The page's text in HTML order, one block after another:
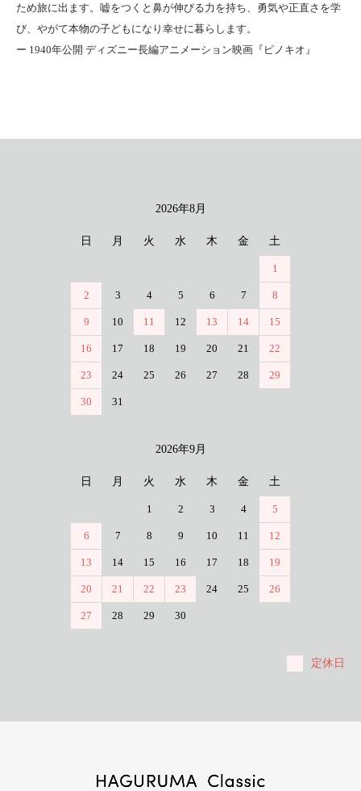
ため旅に出ます。嘘をつくと鼻が伸びる力を持ち、勇気や正直さを学
び、やがて本物の子どもになり幸せに暮らします。
ー 1940年公開 ディズニー長編アニメーション映画『ピノキオ』
2026年8月
日 月 火 水 木 金 土
1
2 3 4 5 6 7 8
9 10 11 12 13 14 15
16 17 18 19 20 21 22
23 24 25 26 27 28 29
30 31
2026年9月
日 月 火 水 木 金 土
1 2 3 4 5
6 7 8 9 10 11 12
13 14 15 16 17 18 19
20 21 22 23 24 25 26
27 28 29 30
定休日